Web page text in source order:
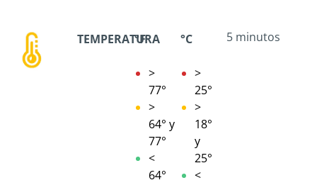
TEMPERATURA
°F
>
77°
>
64° y
77°
<
64°
°C
>
25°
>
18°
y
25°
<
5 minutos